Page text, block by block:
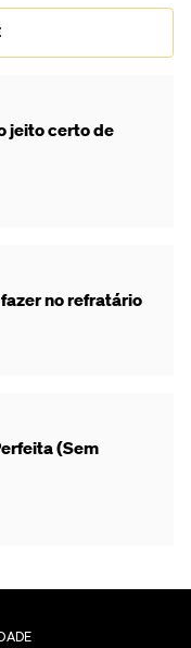
jeito certo de
no refratário
(Sem